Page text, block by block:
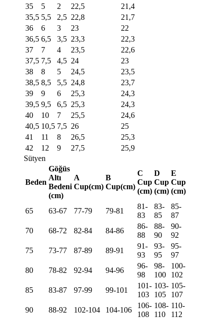
35
5 2 22,5
21,4
35,5 5,5 2,5 22,8
21,7
36
6 3 23
22
36,5 6,5 3,5 23,3
22,3
37
7 4 23,5
22,6
37,5 7,5 4,5 24
23
38
8 5 24,5
23,5
38,5 8,5 5,5 24,8
23,7
39
9 6 25,3
24,3
39,5 9,5 6,5 25,3
24,3
40
10 7 25,5
24,6
40,5 10,5 7,5 26
25
41
11 8 26,5
25,3
42
12 9 27,5
25,9
Sütyen
Beden
Göğüs
Altı
Bedeni
(cm)
A
Cup(cm)
B
Cup(cm)
C
Cup
(cm)
D
Cup
(cm)
E
Cup
(cm)
65 63-67 77-79 79-81
81-
83
83-
85
85-
87
70
68-72 82-84 84-86
86-
88
88-
90
90-
92
75
73-77 87-89 89-91
91-
93
93-
95
95-
97
80
78-82 92-94 94-96
96-
98
98-
100
100-
102
85
83-87 97-99 99-101
101-
103
103-
105
105-
107
90
88-92 102-104 104-106
106-
108
108-
110
110-
112